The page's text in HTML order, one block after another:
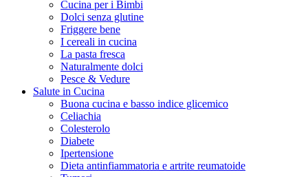
Cucina per i Bimbi
Dolci senza glutine
Friggere bene
I cereali in cucina
La pasta fresca
Naturalmente dolci
Pesce & Vedure
Salute in Cucina
Buona cucina e basso indice glicemico
Celiachia
Colesterolo
Diabete
Ipertensione
Dieta antinfiammatoria e artrite reumatoide